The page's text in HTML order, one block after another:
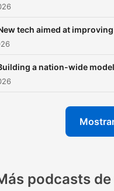
tech aimed at
a nation-wide
podcasts